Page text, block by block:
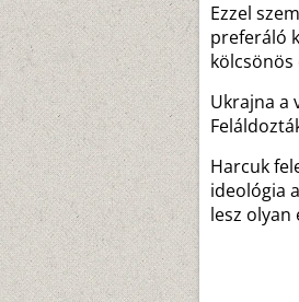
Ezzel
preferáló
kölcsönös
Ukrajna a
Harcuk
ideológia
lesz olyan